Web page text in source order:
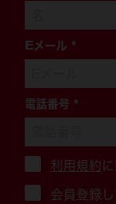
Eメール *
電話番号 *
利用規約
会員登録